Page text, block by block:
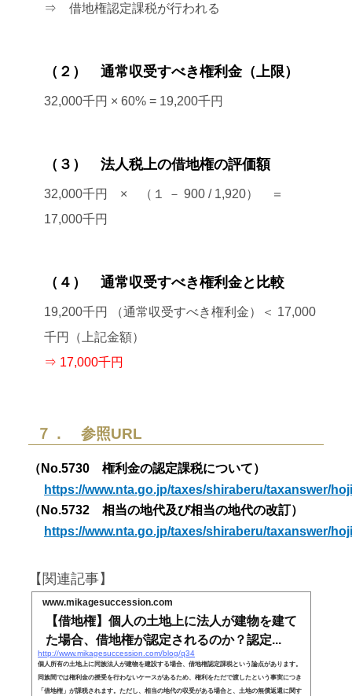
⇒ 借地権認定課税が行われる
（２） 通常収受すべき権利金（上限）
32,000千円 × 60% = 19,200千円
（３） 法人税上の借地権の評価額
32,000千円 × （１ － 900 / 1,920） ＝
17,000千円
（４） 通常収受すべき権利金と比較
19,200千円 （通常収受すべき権利金）＜ 17,000
千円（上記金額）
⇒ 17,000千円
７． 参照URL
（No.5730 権利金の認定課税について）
https://www.nta.go.jp/taxes/shiraberu/taxanswer/
（No.5732 相当の地代及び相当の地代の改訂）
https://www.nta.go.jp/taxes/shiraberu/taxanswer/
【関連記事】
www.mikagesuccession.com
【借地権】個人の土地上に法人が建物を建て
た場合、借地権が認定されるのか？認定...
http://www.mikagesuccession.com/blog/q34
個人所有の土地上に同族法人が建物を建設する場合、借地権認定課税という論点があります。
同族間では権利金の授受を行わないケースがあるため、権利をただで渡したという事実につき
「借地権」が課税されます。ただし、相当の地代の収受がある場合と、土地の無償返還に関す